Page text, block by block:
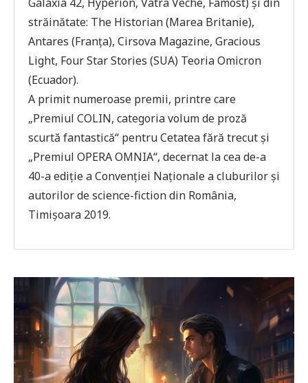
străinătate: The Historian (Marea Britanie),
Antares (Franţa), Cirsova Magazine, Gracious
Light, Four Star Stories (SUA) Teoria Omicron
(Ecuador).
A primit numeroase premii, printre care
„Premiul COLIN, categoria volum de proză
scurtă fantastică“ pentru Cetatea fără trecut şi
„Premiul OPERA OMNIA“, decernat la cea de-a
40-a ediţie a Convenţiei Naţionale a cluburilor şi
autorilor de science-fiction din România,
Timişoara 2019.